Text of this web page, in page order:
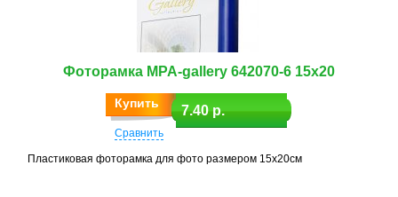
Фоторамка MPA-gallery 642070-6 15х20
Купить 7.40 р.
Сравнить
Пластиковая фоторамка для фото размером 15х20см